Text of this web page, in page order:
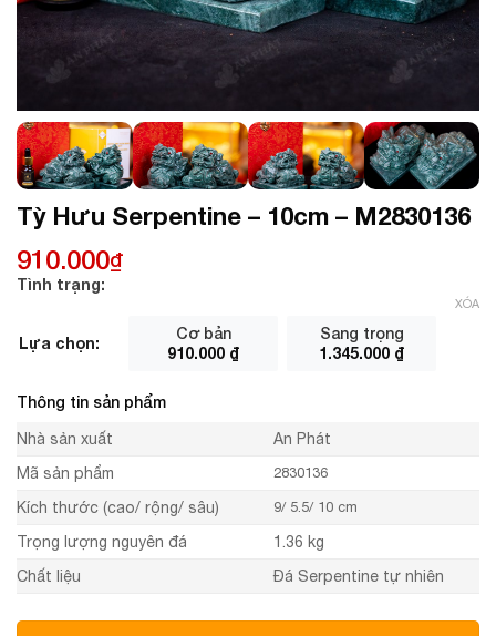
Tỳ Hưu Serpentine – 10cm – M2830136
910.000₫
Tình trạng:
Lựa chọn:
Cơ bản
910.000 ₫
Sang trọng
1.345.000 ₫
XÓA
Thông tin sản phẩm
Nhà sản xuất
An Phát
Mã sản phẩm
2830136
Kích thước (cao/ rộng/ sâu) 9/ 5.5/ 10 cm
Trọng lượng nguyên đá
1.36 kg
Chất liệu
Đá Serpentine tự nhiên